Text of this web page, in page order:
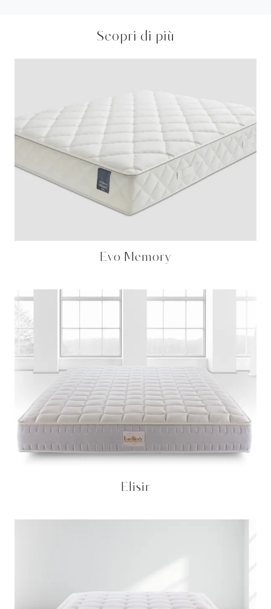
Scopri di più
Evo Memory
Elisir